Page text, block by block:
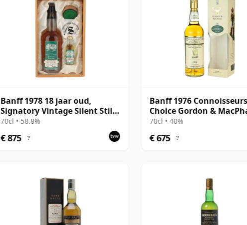
Banff 1978 18 jaar oud,
Signatory Vintage Silent Stills
with Case
70cl • 58.8%
€ 875 ?
Banff 1976 Connoisseurs
Choice Gordon &
70cl • 40%
€ 675 ?